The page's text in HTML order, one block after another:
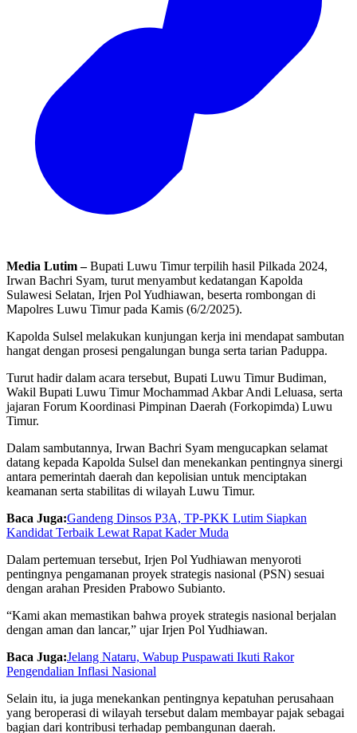
Media Lutim –Bupati Luwu Timur terpilih hasil Pilkada 2024,
Irwan Bachri Syam, turut menyambut kedatangan Kapolda
Sulawesi Selatan, Irjen Pol Yudhiawan, beserta rombongan di
Mapolres Luwu Timur pada Kamis (6/2/2025).
Kapolda Sulsel melakukan kunjungan kerja ini mendapat sambutan
hangat dengan prosesi pengalungan bunga serta tarian Paduppa.
Turut hadir dalam acara tersebut, Bupati Luwu Timur Budiman,
Wakil Bupati Luwu Timur Mochammad Akbar Andi Leluasa, serta
jajaran Forum Koordinasi Pimpinan Daerah (Forkopimda) Luwu
Timur.
Dalam sambutannya, Irwan Bachri Syam mengucapkan selamat
datang kepada Kapolda Sulsel dan menekankan pentingnya sinergi
antara pemerintah daerah dan kepolisian untuk menciptakan
keamanan serta stabilitas di wilayah Luwu Timur.
Baca Juga:Gandeng Dinsos P3A, TP-PKK Lutim Siapkan
Kandidat Terbaik Lewat Rapat Kader Muda
Dalam pertemuan tersebut, Irjen Pol Yudhiawan menyoroti
pentingnya pengamanan proyek strategis nasional (PSN) sesuai
dengan arahan Presiden Prabowo Subianto.
“Kami akan memastikan bahwa proyek strategis nasional berjalan
dengan aman dan lancar,” ujar Irjen Pol Yudhiawan.
Baca Juga:Jelang Nataru, Wabup Puspawati Ikuti Rakor
Pengendalian Inflasi Nasional
Selain itu, ia juga menekankan pentingnya kepatuhan perusahaan
yang beroperasi di wilayah tersebut dalam membayar pajak sebagai
bagian dari kontribusi terhadap pembangunan daerah.